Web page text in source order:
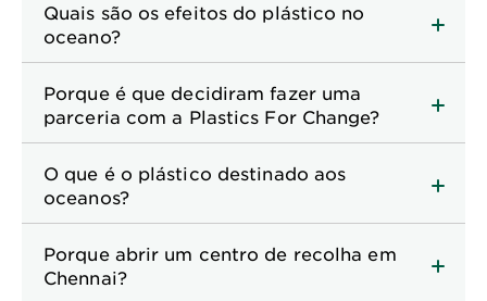
Quais são os efeitos do plástico no
oceano?
Porque é que decidiram fazer uma
parceria com a Plastics For Change?
O que é o plástico destinado aos
oceanos?
Porque abrir um centro de recolha em
Chennai?